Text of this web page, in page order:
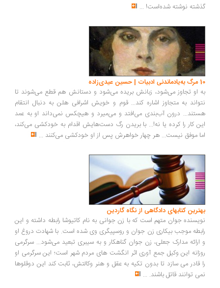
گذشته نوشته شده‌است! ...
10 مرگ به‌یادماندنی ادبیات | حسین عیدی‌زاده
به او تجاوز می‌شود، زبانش بریده می‌شود و دستانش هم قطع می‌شوند تا
نتواند به متجاوز اشاره کند... قوم و خویش اشرافی هلن به دنبال انتقام
هستند... درون آب‌بندی می‌افتد و می‌میرد و هیچکس نمی‌داند او به عمد
این کار را کرده یا نه!... با بریدن رگ دست‌هایش اقدام به خودکشی می‌کند،
اما موفق نیست... هر چهار خواهرش پس از او خودکشی می‌کنند ...
بهترین کتاب‎های دادگاهی از نگاه گاردین
نویسنده جوان متهم است که با زن جوانی به نام کاتیوشا رابطه داشته و این
رابطه‎ موجب بیکاری زن جوان و روسپیگری وی شده است. با شهادت دروغ او
و ارائه مدارک جعلی، زن جوان گناهکار و به سیبری تبعید می‌شود... سرگرمی
روزانه این وکیل جمع آوری اثر انگشت های مردم شهر است؛ این سرگرمی او
را قادر می سازد تا بدون تکیه به عقل و هنر وکالتش، ثابت کند این دوقلوها
نمی توانند قاتل باشند. ...